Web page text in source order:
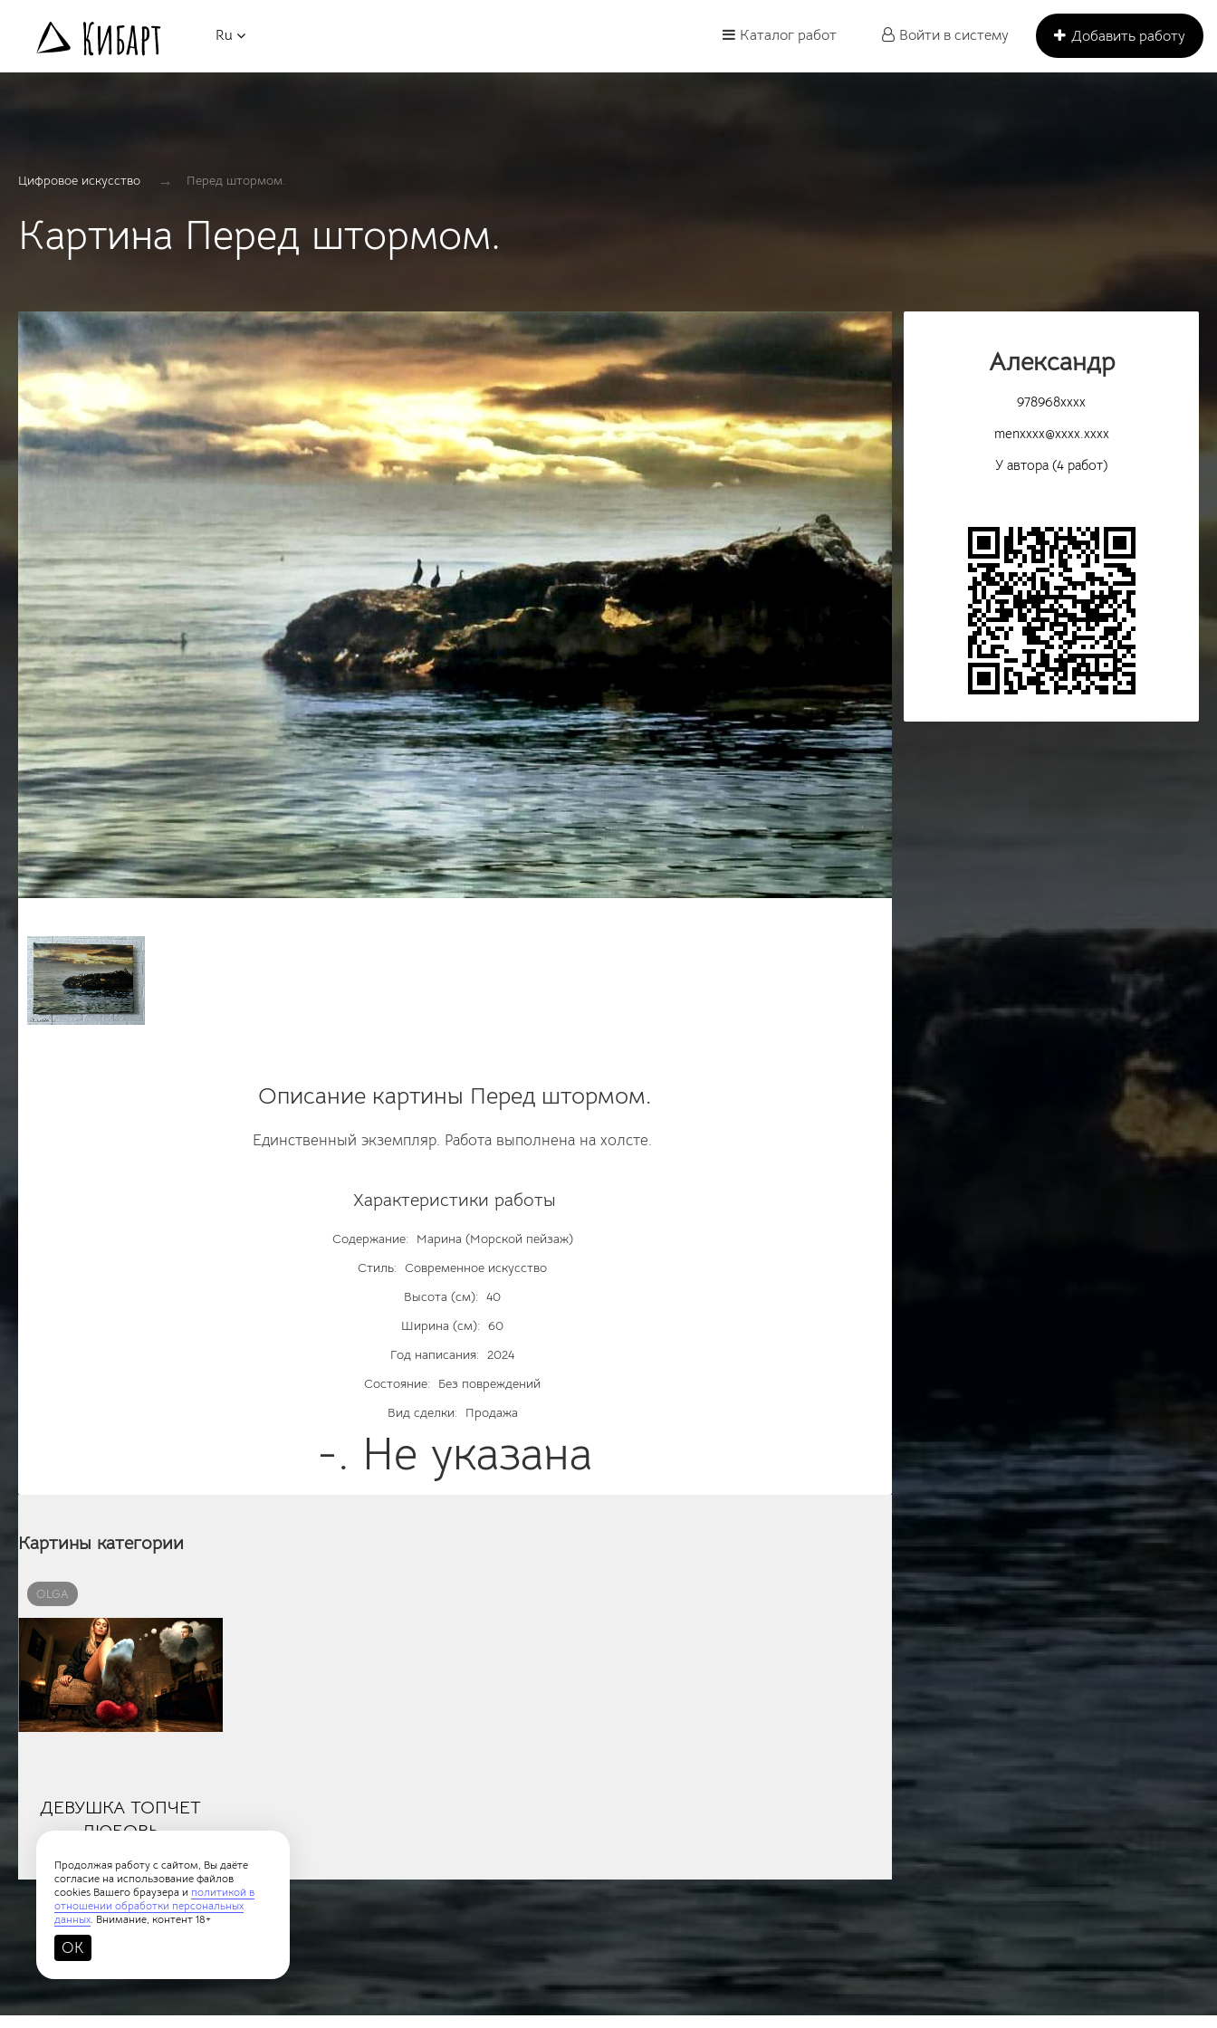
Ru Добавить работу
Каталог работ Войти в систему
Цифровое искусство → Перед штормом.
Картина Перед штормом.
Описание картины Перед штормом.
Единственный экземпляр. Работа выполнена на холсте.
Характеристики работы
Содержание:
Марина (Морской пейзаж)
Стиль: Современное искусство
Высота (см): 40
Ширина (см): 60
Год написания: 2024
Состояние:
Без повреждений
Вид сделки:
Продажа
-. Не указана
Александр
978968xxxx
menxxxx@xxxx.xxxx
У автора (4 работ)
Картины категории
OLGA
ДЕВУШКА ТОПЧЕТ
ЛЮБОВЬ
Продолжая работу с сайтом, Вы даёте
согласие на использование файлов
cookies Вашего браузера и политикой в
отношении обработки персональных
данных. Внимание, контент 18+
OK